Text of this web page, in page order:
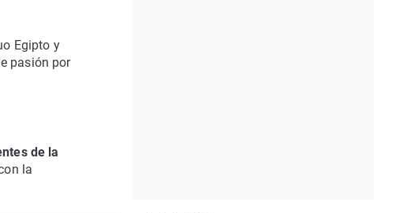
Egipto y
pasión por
de la
la